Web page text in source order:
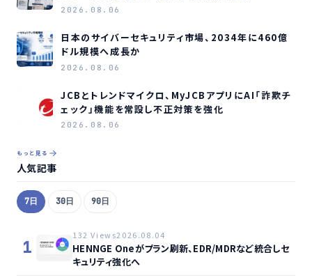
2026.08.06
日本のサイバーセキュリティ市場、2034年に460億
ドル規模へ成長か
2026.08.06
JCBとトレンドマイクロ、MyJCBアプリにAI「詐欺チ
ェック」機能を常設し不正対策を強化
2026.08.06
もっと見る
人気記事
7日 30日 90日
1
132 Views2026.08.04
HENNGE Oneがプラン刷新、EDR/MDRなど統合しセ
キュリティ強化へ